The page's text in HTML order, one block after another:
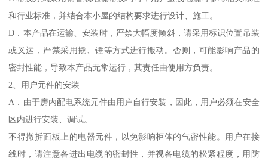
和行业标准，并结合本小屋的结构要求进行设计、施工。
D．本产品在运输、安装时，严禁大幅度倾斜，请采用标识位置吊装
或叉运，严禁采用撬、锤等方式进行搬动。否则，可能影响产品的
密封性能，导致本产品无常运行，其责任由使用方负责。
2、用户元件的安装
A．由于房内配电系统元件由用户自行安装，因此，用户必须在安全
区内进行安装、调试。
不得撤拆面板上的电器元件，以免影响柜体的气密性能。用户在接
线时，请注意各进出电缆的密封性，并视各电缆的松紧程度，用防